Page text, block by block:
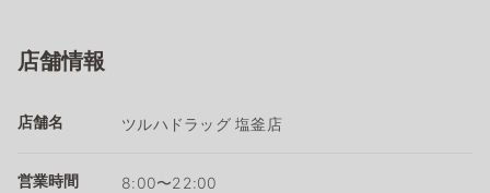
店舗情報
店舗名 ツルハドラッグ 塩釜店
営業時間 8:00〜22:00